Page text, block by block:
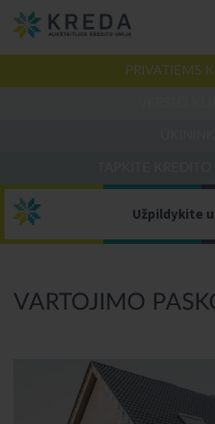
PRIVATIEMS
Užpildykite
VARTOJIMO